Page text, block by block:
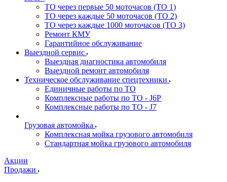
ТО через первые 50 моточасов (ТО 1)
ТО через каждые 50 моточасов (ТО 2)
ТО через каждые 1000 моточасов (ТО 3)
Ремонт КМУ
Гарантийное обслуживание
Выездной сервис
Выездная диагностика автомобиля
Выездной ремонт автомобиля
Техническое обслуживание спецтехники
Единичные работы по ТО
Комплексные работы по ТО - J6P
Комплексные работы по ТО - J7
Грузовая автомойка
Комплексная мойка грузового автомобиля
Стандартная мойка грузового автомобиля
Акции
Продажи